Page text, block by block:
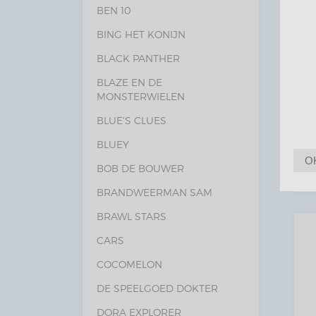
BEN 10
BING HET KONIJN
BLACK PANTHER
BLAZE EN DE
MONSTERWIELEN
BLUE'S CLUES
BLUEY
BOB DE BOUWER
BRANDWEERMAN SAM
BRAWL STARS
CARS
COCOMELON
DE SPEELGOED DOKTER
DORA EXPLORER